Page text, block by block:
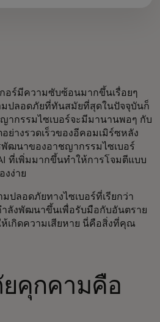
กอร์มีความซับซ้อนมากขึ้นเรื่อยๆ
ปลอดภัยที่ทันสมัยที่สุดในปัจจุบันก็
ากรรมไซเบอร์จะมีมานานพอๆ กับ
ย่างรวดเร็วของอีคอมเมิร์ซหลัง
พัฒนาของอาชญากรรมไซเบอร์
ที่เพิ่มมากขึ้นทำให้การโจมตีแบบ
งง่าย
ปลอดภัยทางไซเบอร์ที่เรียกว่า
ำลังพัฒนาขึ้นเพื่อรับมือกับอันตราย
เกิดความเสียหาย นี่คือสิ่งที่คุณ
ยคุกคามคือ